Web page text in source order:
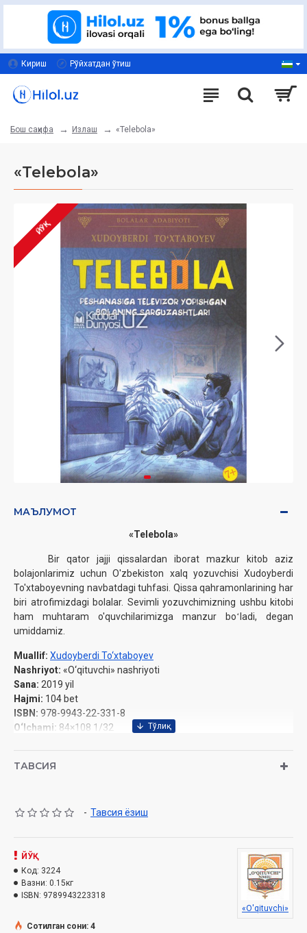
Кириш Рўйхатдан ўтиш
Бош саҳифа Излаш «Telebola»
«Telebola»
ЙЎҚ
МАЪЛУМОТ
«Telebola»
Bir qator jajji qissalardan iborat mazkur kitob aziz
bolajonlarimiz uchun O'zbekiston xalq yozuvchisi Xudoyberdi
To'xtaboyevning navbatdagi tuhfasi. Qissa qahramonlarining har
biri atrofimizdagi bolalar. Sevimli yozuvchimizning ushbu kitobi
ham muhtaram o'quvchilarimizga manzur boʻladi, degan
umiddamiz.
Muallif: Xudoyberdi To‘xtaboyev
Nashriyot: «O‘qituvchi» nashriyoti
Sana: 2019 yil
Hajmi: 104 bet
ISBN: 978-9943-22-331-8
O‘lchami: 84×108 1/32‎
ТАВСИЯ
- Тавсия ёзиш
ЙЎҚ
Код: 3224
Вазни: 0.15кг
ISBN: 9789943223318
«O'qituvchi»
Сотилган сони: 4